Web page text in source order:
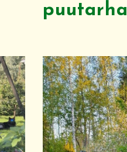
puutarha